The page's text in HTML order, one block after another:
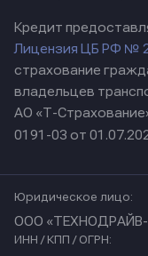
Кредит
Лицензия ЦБ РФ №
страхование
владельцев
АО «Т-
0191-03 от
Юридическое лицо:
ООО «ТЕХНОДРАЙВ-
ИНН / КПП / ОГРН: